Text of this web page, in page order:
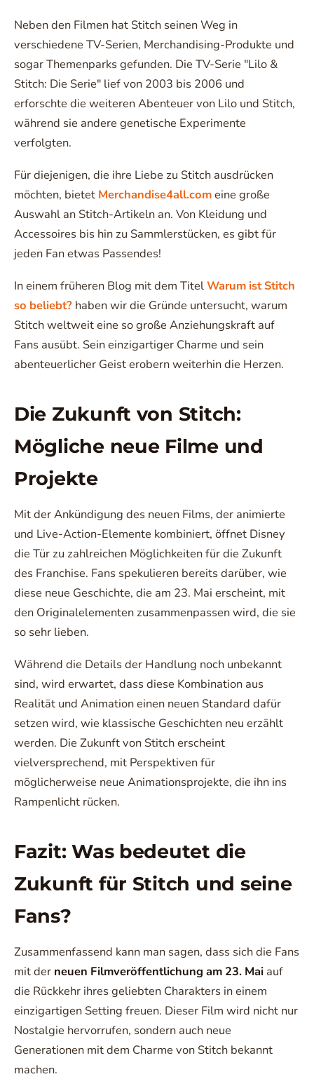
Neben den Filmen hat Stitch seinen Weg in
verschiedene TV-Serien, Merchandising-Produkte und
sogar Themenparks gefunden. Die TV-Serie "Lilo &
Stitch: Die Serie" lief von 2003 bis 2006 und
erforschte die weiteren Abenteuer von Lilo und Stitch,
während sie andere genetische Experimente
verfolgten.
Für diejenigen, die ihre Liebe zu Stitch ausdrücken
möchten, bietet Merchandise4all.comeine große
Auswahl an Stitch-Artikeln an. Von Kleidung und
Accessoires bis hin zu Sammlerstücken, es gibt für
jeden Fan etwas Passendes!
In einem früheren Blog mit dem TitelWarum ist Stitch
so beliebt? haben wir die Gründe untersucht, warum
Stitch weltweit eine so große Anziehungskraft auf
Fans ausübt. Sein einzigartiger Charme und sein
abenteuerlicher Geist erobern weiterhin die Herzen.
Die Zukunft von Stitch:
Mögliche neue Filme und
Projekte
Mit der Ankündigung des neuen Films, der animierte
und Live-Action-Elemente kombiniert, öffnet Disney
die Tür zu zahlreichen Möglichkeiten für die Zukunft
des Franchise. Fans spekulieren bereits darüber, wie
diese neue Geschichte, die am 23. Mai erscheint, mit
den Originalelementen zusammenpassen wird, die sie
so sehr lieben.
Während die Details der Handlung noch unbekannt
sind, wird erwartet, dass diese Kombination aus
Realität und Animation einen neuen Standard dafür
setzen wird, wie klassische Geschichten neu erzählt
werden. Die Zukunft von Stitch erscheint
vielversprechend, mit Perspektiven für
möglicherweise neue Animationsprojekte, die ihn ins
Rampenlicht rücken.
Fazit: Was bedeutet die
Zukunft für Stitch und seine
Fans?
Zusammenfassend kann man sagen, dass sich die Fans
mit der neuen Filmveröffentlichung am 23. Mai auf
die Rückkehr ihres geliebten Charakters in einem
einzigartigen Setting freuen. Dieser Film wird nicht nur
Nostalgie hervorrufen, sondern auch neue
Generationen mit dem Charme von Stitch bekannt
machen.